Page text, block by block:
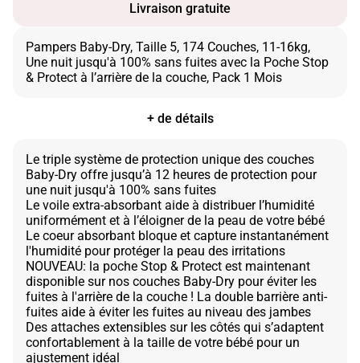
Livraison gratuite
Pampers Baby-Dry, Taille 5, 174 Couches, 11-16kg,
Une nuit jusqu'à 100% sans fuites avec la Poche Stop
+ de détails
Le triple système de protection unique des couches
Baby-Dry offre jusqu’à 12 heures de protection pour
une nuit jusqu'à 100% sans fuites
Le voile extra-absorbant aide à distribuer l’humidité
uniformément et à l’éloigner de la peau de votre bébé
Le coeur absorbant bloque et capture instantanément
l'humidité pour protéger la peau des irritations
NOUVEAU: la poche Stop & Protect est maintenant
disponible sur nos couches Baby-Dry pour éviter les
fuites à l'arrière de la couche ! La double barrière anti-
fuites aide à éviter les fuites au niveau des jambes
Des attaches extensibles sur les côtés qui s’adaptent
confortablement à la taille de votre bébé pour un
ajustement idéal